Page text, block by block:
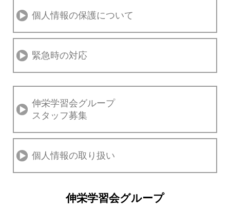
個人情報の保護について
緊急時の対応
伸栄学習会グループ
スタッフ募集
個人情報の取り扱い
伸栄学習会グループ